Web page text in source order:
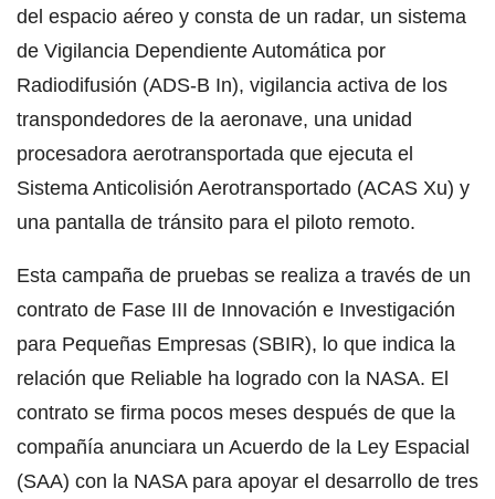
del espacio aéreo y consta de un radar, un sistema
de Vigilancia Dependiente Automática por
Radiodifusión (ADS-B In), vigilancia activa de los
transpondedores de la aeronave, una unidad
procesadora aerotransportada que ejecuta el
Sistema Anticolisión Aerotransportado (ACAS Xu) y
una pantalla de tránsito para el piloto remoto.
Esta campaña de pruebas se realiza a través de un
contrato de Fase III de Innovación e Investigación
para Pequeñas Empresas (SBIR), lo que indica la
relación que Reliable ha logrado con la NASA. El
contrato se firma pocos meses después de que la
compañía anunciara un Acuerdo de la Ley Espacial
(SAA) con la NASA para apoyar el desarrollo de tres